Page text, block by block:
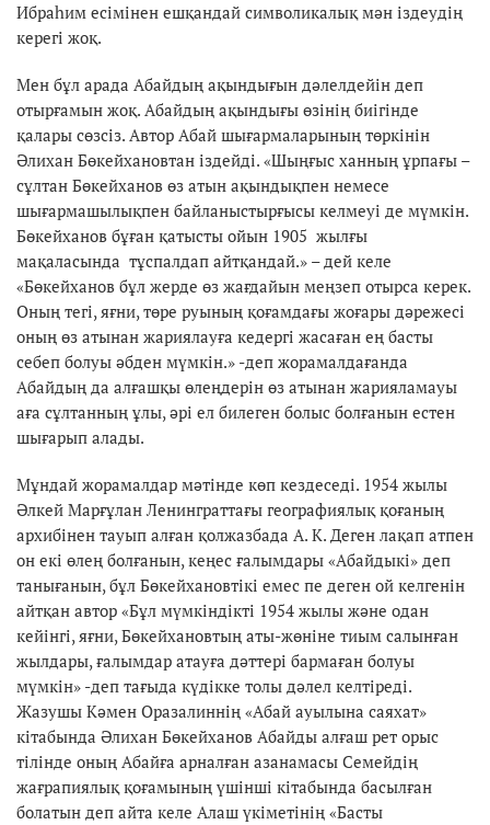
Ибраһим есімінен ешқандай символикалық мән іздеудің
керегі жоқ.
Мен бұл арада Абайдың ақындығын дәлелдейін деп
отырғамын жоқ. Абайдың ақындығы өзінің биігінде
қалары сөзсіз. Автор Абай шығармаларының төркінін
Әлихан Бөкейхановтан іздейді. «Шыңғыс ханның ұрпағы –
сұлтан Бөкейханов өз атын ақындықпен немесе
шығармашылықпен байланыстырғысы келмеуі де мүмкін.
Бөкейханов бұған қатысты ойын 1905 жылғы
мақаласында тұспалдап айтқандай.» – дей келе
«Бөкейханов бұл жерде өз жағдайын меңзеп отырса керек.
Оның тегі, яғни, төре руының қоғамдағы жоғары дәрежесі
оның өз атынан жариялауға кедергі жасаған ең басты
себеп болуы әбден мүмкін.» -деп жорамалдағанда
Абайдың да алғашқы өлеңдерін өз атынан жарияламауы
аға сұлтанның ұлы, әрі ел билеген болыс болғанын естен
шығарып алады.
Мұндай жорамалдар мәтінде көп кездеседі. 1954 жылы
Әлкей Марғұлан Ленинграттағы географиялық қоғаның
архибінен тауып алған қолжазбада А. К. Деген лақап атпен
он екі өлең болғанын, кеңес ғалымдары «Абайдыкі» деп
танығанын, бұл Бөкейхановтікі емес пе деген ой келгенін
айтқан автор «Бұл мүмкіндікті 1954 жылы және одан
кейінгі, яғни, Бөкейхановтың аты-жөніне тиым салынған
жылдары, ғалымдар атауға дәттері бармаған болуы
мүмкін» -деп тағыда күдікке толы дәлел келтіреді.
Жазушы Кәмен Оразалиннің «Абай ауылына саяхат»
кітабында Әлихан Бөкейханов Абайды алғаш рет орыс
тілінде оның Абайға арналған азанамасы Семейдің
жағрапиялық қоғамының үшінші кітабында басылған
болатын деп айта келе Алаш үкіметінің «Басты